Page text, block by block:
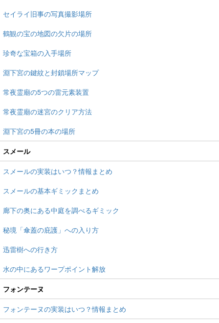
セイライ旧事の写真撮影場所
鶴観の宝の地図の欠片の場所
珍奇な宝箱の入手場所
淵下宮の鍵紋と封鎖場所マップ
常夜霊廟の5つの雷元素装置
常夜霊廟の迷宮のクリア方法
淵下宮の5冊の本の場所
スメール
スメールの実装はいつ？情報まとめ
スメールの基本ギミックまとめ
廊下の奥にある中庭を調べるギミック
秘境「傘蓋の庇護」への入り方
迅雷樹への行き方
水の中にあるワープポイント解放
フォンテーヌ
フォンテーヌの実装はいつ？情報まとめ